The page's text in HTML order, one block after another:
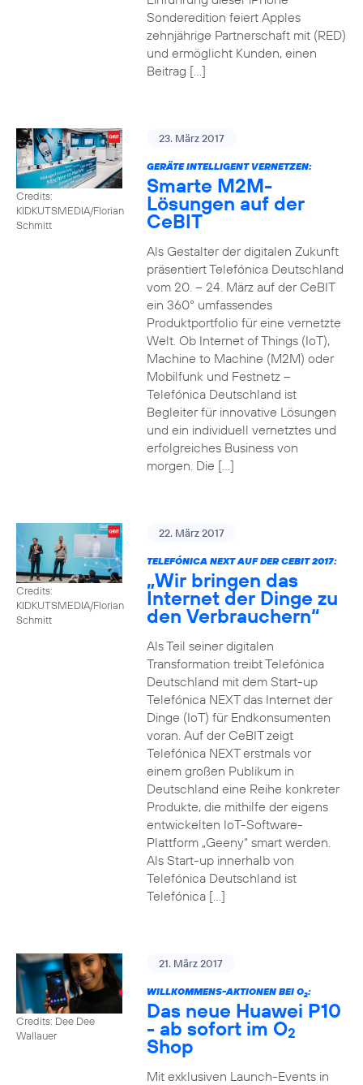
Sonderedition feiert Apples
zehnjährige Partnerschaft mit (RED)
und ermöglicht Kunden, einen
Beitrag […]
Credits:
KIDKUTSMEDIA/Florian
Schmitt
23. März 2017
GERÄTE INTELLIGENT VERNETZEN:
Smarte M2M-
Lösungen auf der
CeBIT
Als Gestalter der digitalen Zukunft
präsentiert Telefónica Deutschland
vom 20. – 24. März auf der CeBIT
ein 360° umfassendes
Produktportfolio für eine vernetzte
Welt. Ob Internet of Things (IoT),
Machine to Machine (M2M) oder
Mobilfunk und Festnetz –
Telefónica Deutschland ist
Begleiter für innovative Lösungen
und ein individuell vernetztes und
erfolgreiches Business von
morgen. Die […]
Credits:
KIDKUTSMEDIA/Florian
Schmitt
22. März 2017
TELEFÓNICA NEXT AUF DER CEBIT 2017:
„Wir bringen das
Internet der Dinge zu
den Verbrauchern“
Als Teil seiner digitalen
Transformation treibt Telefónica
Deutschland mit dem Start-up
Telefónica NEXT das Internet der
Dinge (IoT) für Endkonsumenten
voran. Auf der CeBIT zeigt
Telefónica NEXT erstmals vor
einem großen Publikum in
Deutschland eine Reihe konkreter
Produkte, die mithilfe der eigens
entwickelten IoT-Software-
Plattform „Geeny“ smart werden.
Als Start-up innerhalb von
Telefónica Deutschland ist
Telefónica […]
Credits: Dee Dee
Wallauer
21. März 2017
WILLKOMMENS-AKTIONEN BEI O2:
Das neue Huawei P10
- ab sofort im O2
Shop
Mit exklusiven Launch-Events in